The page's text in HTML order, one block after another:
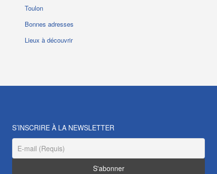
Toulon
Bonnes adresses
Lieux à découvrir
S’INSCRIRE À LA NEWSLETTER